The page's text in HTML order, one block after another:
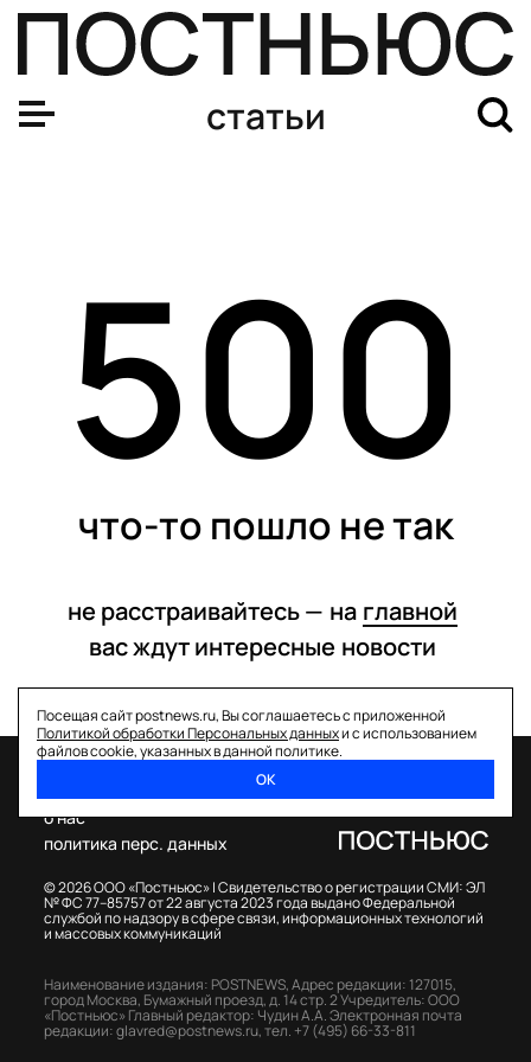
статьи
500
что-то пошло не так
не расстраивайтесь — на главной
вас ждут интересные новости
Посещая сайт postnews.ru, Вы соглашаетесь с приложенной
Политикой обработки Персональных данныхи с использованием
файлов cookie, указанных в данной политике.
ОК
© 2026 ООО «Постньюс» |Свидетельство о регистрации СМИ: ЭЛ
№ ФС 77–85757 от 22 августа 2023 года выдано Федеральной
службой по надзору в сфере связи, информационных технологий
и массовых коммуникаций
о нас
политика перс. данных
Наименование издания: POSTNEWS,Адрес редакции: 127015,
город Москва, Бумажный проезд, д. 14 стр. 2Учредитель: ООО
«Постньюс» Главный редактор: Чудин А.А.Электронная почта
редакции:glavred@postnews.ru,тел. +7 (495) 66-33-811